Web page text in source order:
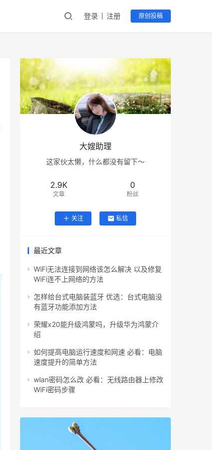
登录 注册 原创投稿
大嫂助理
这家伙太懒，什么都没有留下～
2.9K
文章
0
粉丝
关注 私信
最近文章
WiFi无法连接到网络该怎么解决 以及修复
WiFi连不上网络的方法
怎样给台式电脑装蓝牙 优选：台式电脑没
有蓝牙功能添加方法
荣耀x20能升级鸿蒙吗，升级华为鸿蒙介
绍
如何提高电脑运行速度和网速 必看：电脑
速度提升的简单方法
wlan密码怎么改 必看：无线路由器上修改
WiFi密码步骤